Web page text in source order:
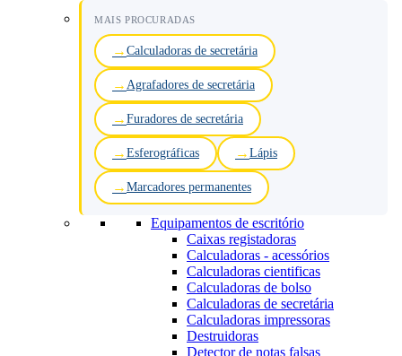
MAIS PROCURADAS
Calculadoras de secretária
Agrafadores de secretária
Furadores de secretária
Esferográficas Lápis
Marcadores permanentes
Equipamentos de escritório
Caixas registadoras
Calculadoras - acessórios
Calculadoras cientificas
Calculadoras de bolso
Calculadoras de secretária
Calculadoras impressoras
Destruidoras
Detector de notas falsas